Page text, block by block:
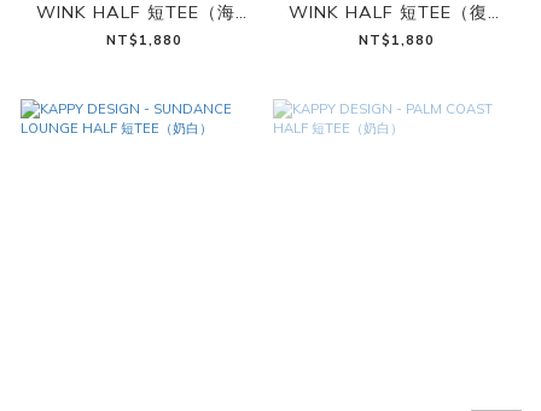
WINK HALF 短TEE（海軍
藍）
NT$1,880
WINK HALF 短TEE（復古
白）
NT$1,880